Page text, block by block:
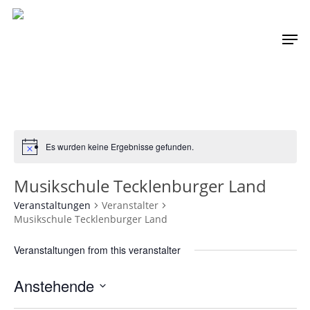
Skip
Es wurden keine Ergebnisse gefunden.
Musikschule Tecklenburger Land
Veranstaltungen
Veranstalter
Musikschule Tecklenburger Land
Veranstaltungen from this veranstalter
Anstehende